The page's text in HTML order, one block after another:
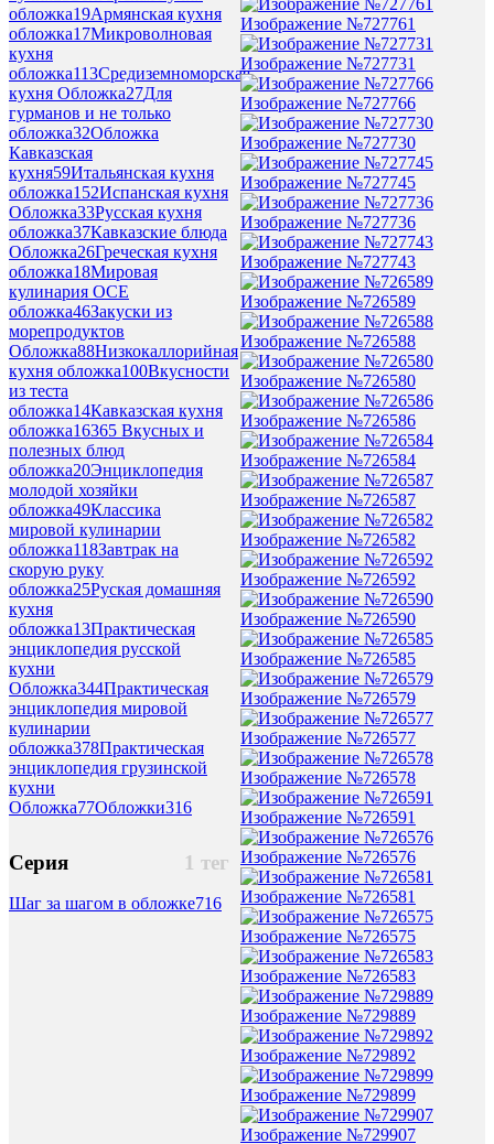
обложка19Армянская кухня
обложка17Микроволновая
кухня
обложка113Средиземноморская
кухня Обложка27Для
гурманов и не только
обложка32Обложка
Кавказская
кухня59Итальянская кухня
обложка152Испанская кухня
Обложка33Русская кухня
обложка37Кавказские блюда
Обложка26Греческая кухня
обложка18Мировая
кулинария ОСЕ
обложка46Закуски из
морепродуктов
Обложка88Низкокаллорийная
кухня обложка100Вкусности
из теста
обложка14Кавказская кухня
обложка16365 Вкусных и
полезных блюд
обложка20Энциклопедия
молодой хозяйки
обложка49Классика
мировой кулинарии
обложка118Завтрак на
скорую руку
обложка25Руская домашняя
кухня
обложка13Практическая
энциклопедия русской
кухни
Обложка344Практическая
энциклопедия мировой
кулинарии
обложка378Практическая
энциклопедия грузинской
кухни
Обложка77Обложки316
1 тег
Серия
Шаг за шагом в обложке716
Изображение №727761
Изображение №727731
Изображение №727766
Изображение №727730
Изображение №727745
Изображение №727736
Изображение №727743
Изображение №726589
Изображение №726588
Изображение №726580
Изображение №726586
Изображение №726584
Изображение №726587
Изображение №726582
Изображение №726592
Изображение №726590
Изображение №726585
Изображение №726579
Изображение №726577
Изображение №726578
Изображение №726591
Изображение №726576
Изображение №726581
Изображение №726575
Изображение №726583
Изображение №729889
Изображение №729892
Изображение №729899
Изображение №729907